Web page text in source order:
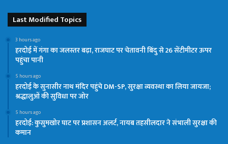
Last Modified Topics
3 hours ago
हरदोई में गंगा का जलस्तर बढ़ा, राजघाट पर चेतावनी बिंदु से 26 सेंटीमीटर ऊपर
पहुंचा पानी
5 hours ago
हरदोई के सुनासीर नाथ मंदिर पहुंचे DM-SP, सुरक्षा व्यवस्था का लिया जायजा;
श्रद्धालुओं की सुविधा पर जोर
5 hours ago
हरदोई: कुसुमखोर घाट पर प्रशासन अलर्ट, नायब तहसीलदार ने संभाली सुरक्षा की
कमान